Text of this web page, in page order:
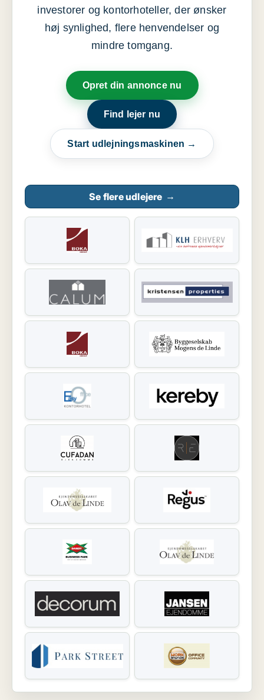
investorer og kontorhoteller, der ønsker
høj synlighed, flere henvendelser og
mindre tomgang.
Opret din annonce nu
Find lejer nu
Start udlejningsmaskinen →
Se flere udlejere →